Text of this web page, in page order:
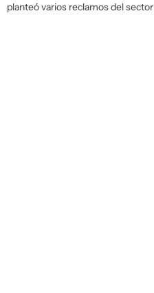
planteó varios reclamos del sector